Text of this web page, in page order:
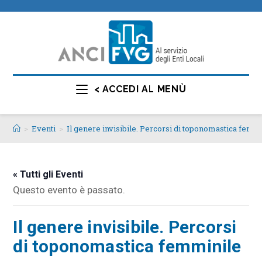
< ACCEDI AL MENÙ
> Eventi > Il genere invisibile. Percorsi di toponomastica
« Tutti gli Eventi
Questo evento è passato.
Il genere invisibile. Percorsi
di toponomastica femminile